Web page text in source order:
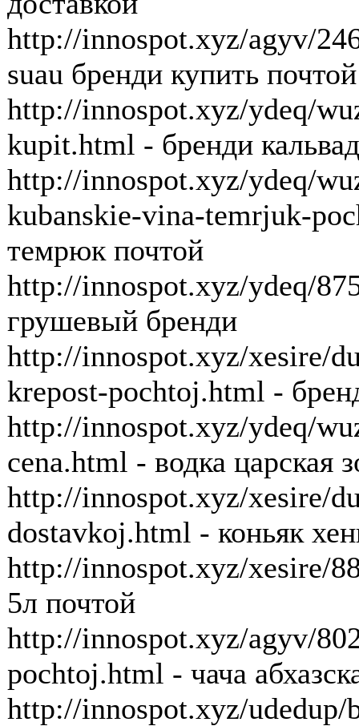
http://innospot.xyz/agyv/
suau бренди купить почтой
http://innospot.xyz/ydeq/
kupit.html - бренди
http://innospot.xyz/ydeq/
kubanskie-vina-temrjuk-
темрюк почтой
http://innospot.xyz/ydeq/
грушевый бренди
http://innospot.xyz/xesire/
krepost-pochtoj.html -
http://innospot.xyz/ydeq/
cena.html - водка царская
http://innospot.xyz/xesire/
dostavkoj.html - коньяк
http://innospot.xyz/xesire/
5л почтой
http://innospot.xyz/agyv/
pochtoj.html - чача
http://innospot.xyz/udedup/